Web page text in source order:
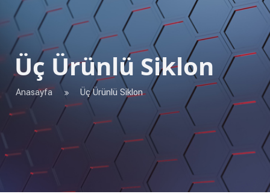
Üç Ürünlü Siklon
Anasayfa Üç Ürünlü Siklon